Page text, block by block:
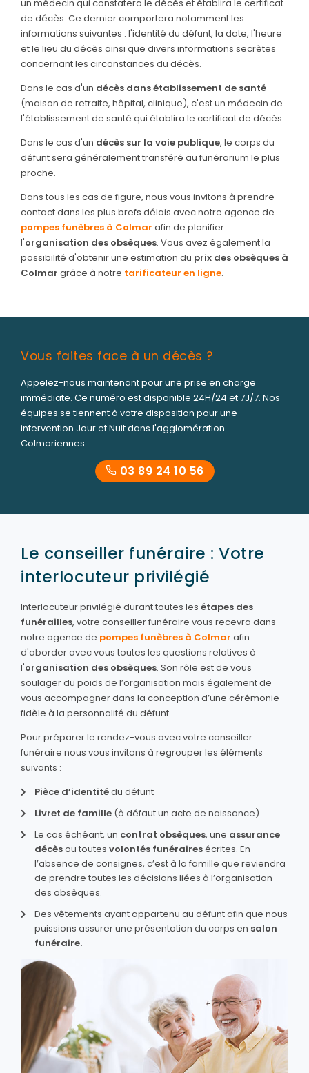
un médecin qui constatera le décès et établira le certificat
de décès. Ce dernier comportera notamment les
informations suivantes : l'identité du défunt, la date, l'heure
et le lieu du décès ainsi que divers informations secrètes
concernant les circonstances du décès.
Dans le cas d'un décès dans établissement de santé
(maison de retraite, hôpital, clinique), c'est un médecin de
l'établissement de santé qui établira le certificat de décès.
Dans le cas d'un décès sur la voie publique, le corps du
défunt sera généralement transféré au funérarium le plus
proche.
Dans tous les cas de figure, nous vous invitons à prendre
contact dans les plus brefs délais avec notre agence de
pompes funèbres à Colmar afin de planifier
l'organisation des obsèques. Vous avez également la
possibilité d'obtenir une estimation du prix des obsèques à
Colmar grâce à notre tarificateur en ligne.
Vous faites face à un décès ?
Appelez-nous maintenant pour une prise en charge
immédiate. Ce numéro est disponible 24H/24 et 7J/7. Nos
équipes se tiennent à votre disposition pour une
intervention Jour et Nuit dans l'agglomération
Colmariennes.
03 89 24 10 56
Le conseiller funéraire : Votre
interlocuteur privilégié
Interlocuteur privilégié durant toutes les étapes des
funérailles, votre conseiller funéraire vous recevra dans
notre agence de pompes funèbres à Colmar afin
d'aborder avec vous toutes les questions relatives à
l'organisation des obsèques. Son rôle est de vous
soulager du poids de l’organisation mais également de
vous accompagner dans la conception d’une cérémonie
fidèle à la personnalité du défunt.
Pour préparer le rendez-vous avec votre conseiller
funéraire nous vous invitons à regrouper les éléments
suivants :
Pièce d’identitédu défunt
Livret de famille (à défaut un acte de naissance)
Le cas échéant, un contrat obsèques, une assurance
décèsou toutes volontés funérairesécrites. En
l’absence de consignes, c’est à la famille que reviendra
de prendre toutes les décisions liées à l’organisation
des obsèques.
Des vêtements ayant appartenu au défunt afin que nous
puissions assurer une présentation du corps en salon
funéraire.